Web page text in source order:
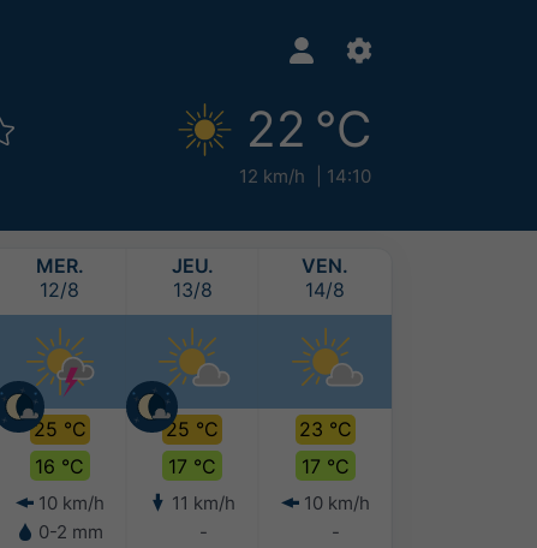
22 °C
12 km/h 14:10
MER.
12/8
25 °C
16 °C
10 km/h
0-2 mm
JEU.
13/8
25 °C
17 °C
11 km/h
-
VEN.
14/8
23 °C
17 °C
10 km/h
-